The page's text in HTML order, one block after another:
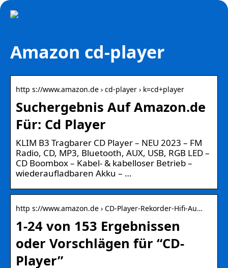
Amazon cd-player
http s://www.amazon.de › cd-player › k=cd+player
Suchergebnis Auf Amazon.de
Für: Cd Player
KLIM B3 Tragbarer CD Player – NEU 2023 – FM
Radio, CD, MP3, Bluetooth, AUX, USB, RGB LED –
CD Boombox – Kabel- & kabelloser Betrieb –
wiederaufladbaren Akku – …
http s://www.amazon.de › CD-Player-Rekorder-Hifi-Au…
1-24 von 153 Ergebnissen
oder Vorschlägen für “CD-
Player”